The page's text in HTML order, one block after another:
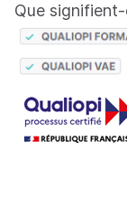
Que signifient-